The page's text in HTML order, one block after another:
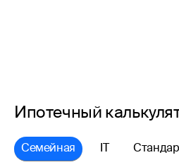
Ипотечный
Семейная